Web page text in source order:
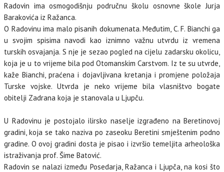
Radovin ima osmogodišnju područnu školu osnovne škole Jurja
Barakovića iz Ražanca.
O Radovinu ima malo pisanih dokumenata. Međutim, C. F. Bianchi ga
u svojim spisima navodi kao iznimno važnu utvrdu iz vremena
turskih osvajanja. S nje je sezao pogled na cijelu zadarsku okolicu,
koja je u to vrijeme bila pod Otomanskim Carstvom. Iz te su utvrde,
kaže Bianchi, praćena i dojavljivana kretanja i promjene položaja
Turske vojske. Utvrda je neko vrijeme bila vlasništvo bogate
obitelji Zadrana koja je stanovala u Ljupču.
U Radovinu je postojalo ilirsko naselje izgrađeno na Beretinovoj
gradini, koja se tako naziva po zaseoku Beretini smještenim podno
gradine. O ovoj gradini dosta je pisao i izvršio temeljita arheološka
istraživanja prof. Šime Batović.
Radovin se nalazi između Posedarja, Ražanca i Ljupča, na kosi što